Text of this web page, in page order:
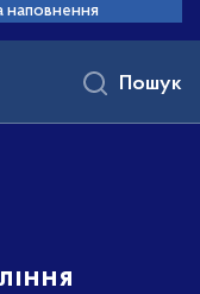
наповнення
Пошук